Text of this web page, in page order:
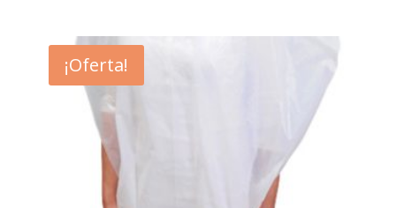
era:
17,95€.
es:
8,28€.
¡Oferta!